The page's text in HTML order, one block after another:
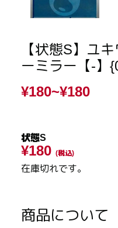
【状態S】ユ
ーミラー【-】
¥180~¥180
状態S
¥180 (税込)
在庫切れです。
商品について